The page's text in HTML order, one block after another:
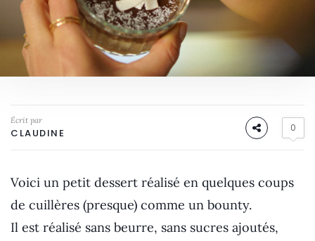
Écrit par
CLAUDINE 0
Voici un petit dessert réalisé en quelques coups
de cuillères (presque) comme un bounty.
Il est réalisé sans beurre, sans sucres ajoutés,